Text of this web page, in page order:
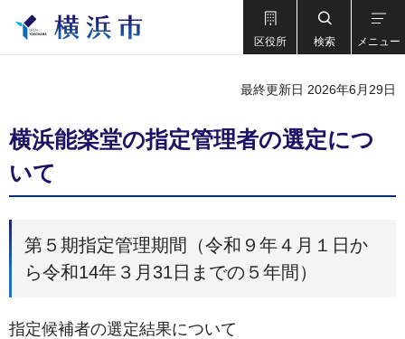
区役所 検索 メニュー
最終更新日 2026年6月29日
横浜能楽堂の指定管理者の選定につ
いて
第５期指定管理期間（令和９年４月１日か
ら令和14年３月31日までの５年間）
指定候補者の選定結果について